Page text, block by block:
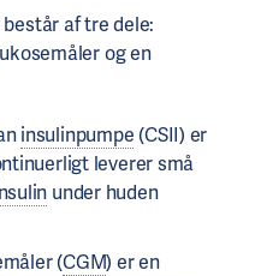
af tre dele:
og en
insulinpumpe(CSII) er
leverer små
under huden
(CGM) er en